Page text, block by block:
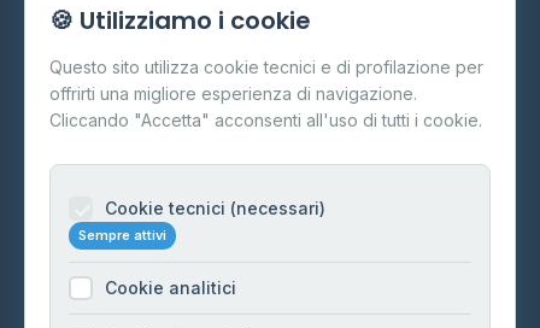
Cos'è il GPL
FAQ
Contatti
Informazioni legali
Cookie Policy
🍪 Utilizziamo i cookie
Questo sito utilizza cookie tecnici e di profilazione per
offrirti una migliore esperienza di navigazione.
Cliccando "Accetta" acconsenti all'uso di tutti i cookie.
Cookie tecnici (necessari)
Sempre attivi
Cookie analitici